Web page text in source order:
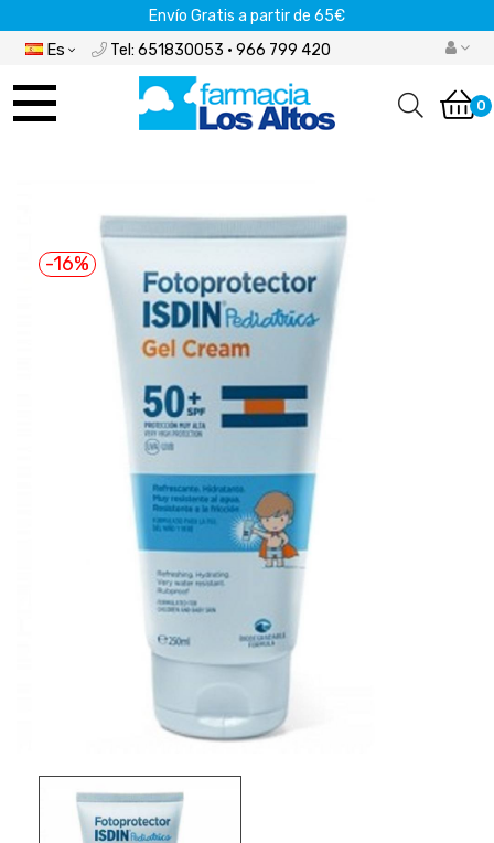
Envío Gratis a partir de 65€
Es Tel: 651830053 · 966 799 420
Navegación 0
-16%